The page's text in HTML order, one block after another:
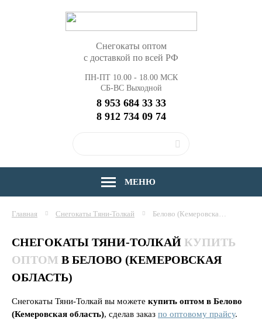
Снегокаты оптом
с доставкой по всей РФ
ПН-ПТ 10.00 - 18.00 МСК
СБ-ВС Выходной
8 953 684 33 33
8 912 734 09 74
МЕНЮ
Главная Снегокаты Тяни-Толкай Белово (Кемеровская область)
СНЕГОКАТЫ ТЯНИ-ТОЛКАЙ КУПИТЬ
ОПТОМ В БЕЛОВО (КЕМЕРОВСКАЯ
ОБЛАСТЬ)
Снегокаты Тяни-Толкай вы можете купить оптом в Белово
(Кемеровская область), сделав заказ по оптовому прайсу.